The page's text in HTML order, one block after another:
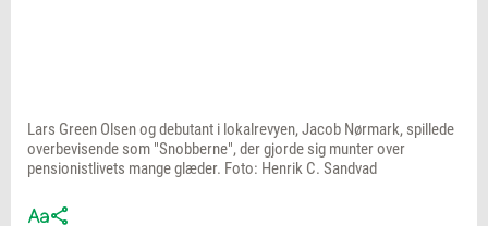
Lars Green Olsen og debutant i lokalrevyen, Jacob Nørmark, spillede
overbevisende som "Snobberne", der gjorde sig munter over
pensionistlivets mange glæder. Foto: Henrik C. Sandvad